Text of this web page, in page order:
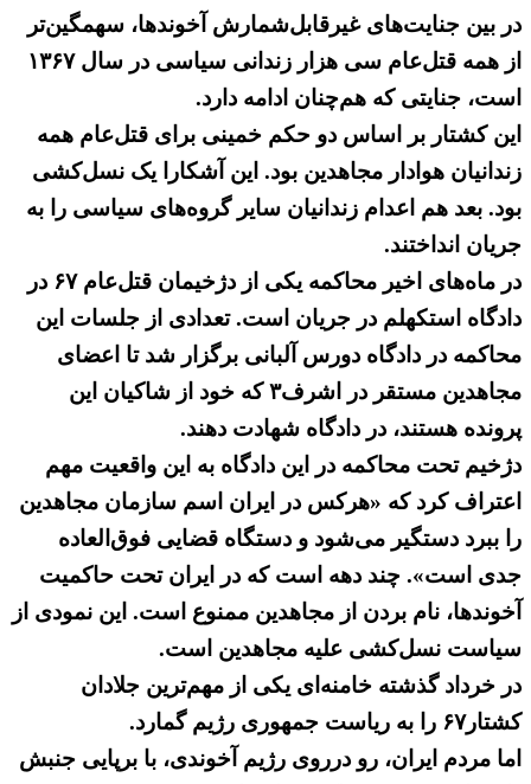
در بین جنایت‌های غیرقابل‌شمارش آخوندها، سهمگین‌تر
از همه قتل‌عام سی هزار زندانی سیاسی در سال ۱۳۶۷
است، جنایتی که هم‌چنان ادامه دارد.
این کشتار بر اساس دو حکم خمینی برای قتل‌عام همه
زندانیان هوادار مجاهدین بود. این آشکارا یک‌ نسل‌کشی
بود. بعد هم اعدام زندانیان سایر گروه‌های سیاسی را به
جریان انداختند.
در ماه‌های اخیر محاکمه یکی از دژخیمان قتل‌عام ۶۷ در
دادگاه استکهلم در جریان است. تعدادی از جلسات این
محاکمه در دادگاه دورس آلبانی برگزار شد تا اعضای
مجاهدین مستقر در اشرف۳ که خود از شاکیان این
پرونده هستند، در دادگاه شهادت دهند.
دژخیم تحت محاکمه در این دادگاه به این ‌واقعیت مهم
اعتراف کرد که «هرکس در ایران اسم سازمان مجاهدین
را ببرد دستگیر می‌شود و ‌دستگاه قضایی فوق‌العاده
جدی است»‌. چند دهه است که در ایران تحت حاکمیت
آخوندها، نام بردن از مجاهدین ممنوع‌ است. این نمودی از
سیاست نسل‌کشی علیه مجاهدین است.
در خرداد گذشته خامنه‌ای یکی از مهم‌ترین جلادان
کشتار۶۷ را به‌ ریاست جمهوری رژیم گمارد.
اما مردم ایران، رو درروی رژیم آخوندی، با برپایی جنبش